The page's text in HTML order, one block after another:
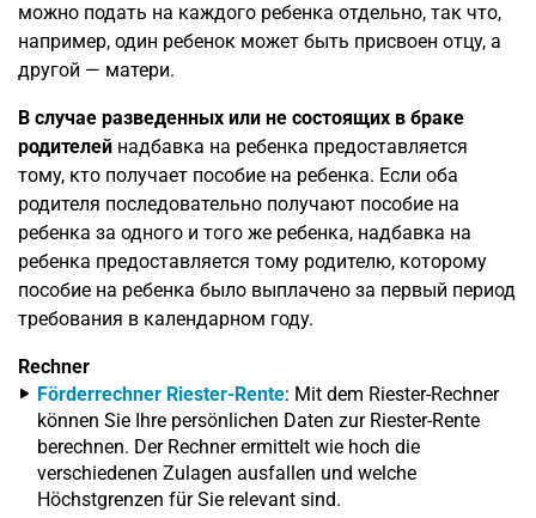
можно подать на каждого ребенка отдельно, так что,
например, один ребенок может быть присвоен отцу, а
другой — матери.
В случае разведенных или не состоящих в браке
родителей надбавка на ребенка предоставляется
тому, кто получает пособие на ребенка. Если оба
родителя последовательно получают пособие на
ребенка за одного и того же ребенка, надбавка на
ребенка предоставляется тому родителю, которому
пособие на ребенка было выплачено за первый период
требования в календарном году.
Rechner
Förderrechner Riester-Rente: Mit dem Riester-Rechner
können Sie Ihre persönlichen Daten zur Riester-Rente
berechnen. Der Rechner ermittelt wie hoch die
verschiedenen Zulagen ausfallen und welche
Höchstgrenzen für Sie relevant sind.